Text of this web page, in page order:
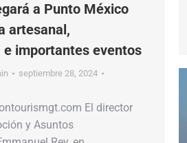
a Punto México
artesanal,
importantes eventos
septiembre 28, 2024
El director
y Asuntos